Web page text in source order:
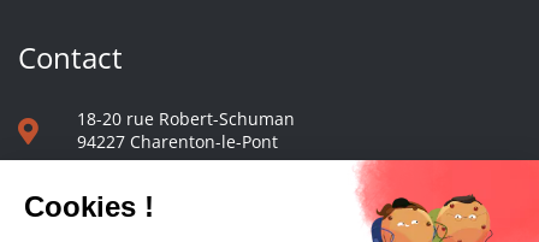
Contact
18-20 rue Robert-Schuman
94227 Charenton-le-Pont